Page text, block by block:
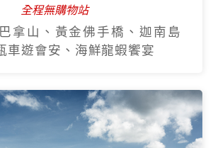
全程無購物站
拿山、黃金佛手橋、迦南島
車遊會安、海鮮龍蝦饗宴